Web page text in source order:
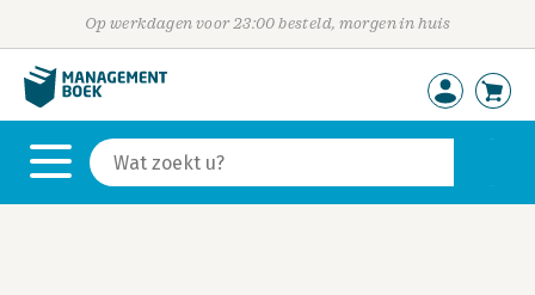
Op werkdagen voor 23:00 besteld, morgen in huis